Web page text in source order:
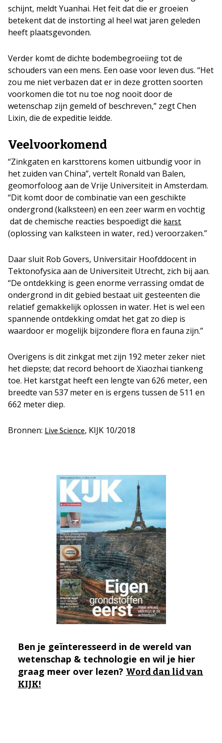
schijnt, meldt Yuanhai. Het feit dat die er groeien
betekent dat de instorting al heel wat jaren geleden
heeft plaatsgevonden.
Verder komt de dichte bodembegroeiing tot de
schouders van een mens. Een oase voor leven dus. “Het
zou me niet verbazen dat er in deze grotten soorten
voorkomen die tot nu toe nog nooit door de
wetenschap zijn gemeld of beschreven,” zegt Chen
Lixin, die de expeditie leidde.
Veelvoorkomend
“Zinkgaten en karsttorens komen uitbundig voor in
het zuiden van China”, vertelt Ronald van Balen,
geomorfoloog aan de Vrije Universiteit in Amsterdam.
“Dit komt door de combinatie van een geschikte
ondergrond (kalksteen) en een zeer warm en vochtig
dat de chemische reacties bespoedigt die karst
(oplossing van kalksteen in water, red.) veroorzaken.”
Daar sluit Rob Govers, Universitair Hoofddocent in
Tektonofysica aan de Universiteit Utrecht, zich bij aan.
“De ontdekking is geen enorme verrassing omdat de
ondergrond in dit gebied bestaat uit gesteenten die
relatief gemakkelijk oplossen in water. Het is wel een
spannende ontdekking omdat het gat zo diep is
waardoor er mogelijk bijzondere flora en fauna zijn.”
Overigens is dit zinkgat met zijn 192 meter zeker niet
het diepste; dat record behoort de Xiaozhai tiankeng
toe. Het karstgat heeft een lengte van 626 meter, een
breedte van 537 meter en is ergens tussen de 511 en
662 meter diep.
Bronnen: Live Science, KIJK 10/2018
Ben je geïnteresseerd in de wereld van
wetenschap & technologie en wil je hier
graag meer over lezen? Word dan lid van
KIJK!